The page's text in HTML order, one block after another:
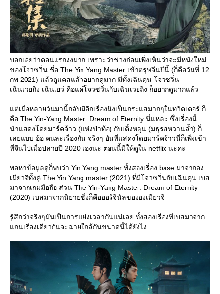
บอกเลยว่าตอนแรกงงมาก เพราะว่าช่วงก่อนเพิ่งเห็นว่าจะมีหนังใหม่
ของโจวซวิ่น ชื่อ The Yin Yang Master เข้าตรุษจีนปีนี้ (ก็คือวันที่ 12
กพ 2021) แล้วดูแคสแล้วอยากดูมาก มีทั้งเฉินคุน โจวซวิ่น
เฉินเวยถิง เฉินเยว่ คือแค่โจวซวิ่นกับเฉินเวยถิง ก็อยากดูมากแล้ว
ต่เมื่อหลายวันมานี้กลับมีอีกเรื่องนึงเป็นกระแสมากๆในทวิตเตอร์ ก็
คือ The Yin-Yang Master: Dream of Eternity นี่แหละ ซึ่งเรื่องนี้
นำแสดงโดยมาร์คจ้าว (แห่งป่าท้อ) กับเติ้งหลุน (มธุรสหวานล้ำ) ก็
เลยแบบ อ้อ คนละเรื่องกัน จริงๆ อันที่แสดงโดยมาร์คจ้าวนี่ก็เพิ่งเข้า
ที่จีนไปเมื่อปลายปี 2020 เองนะ ตอนนี้มีให้ดูใน netflix นะคะ
พอหาข้อมูลดูก็พบว่า Yin Yang master ทั้งสองเรื่อง base มาจากอง
เมียวจิทั้งคู่ The Yin Yang master (2021) ที่มีโจวซวิ่นกับเฉินคุน เบส
มาจากเกมมือถือ ส่วน The Yin-Yang Master: Dream of Eternity
(2020) เบสมาจากนิยายซึ่งก็คือออริจินัลขององเมียวจิ
รู้สึกว่าจริงๆมันเป็นการแย่งเวลากันแน่เลย ทั้งสองเรื่องที่เบสมาจาก
กนเรื่องเดียวกันจะฉายใกล้กันขนาดนี้ได้ยังไง